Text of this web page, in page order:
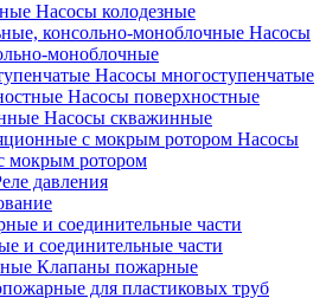
Насосы колодезные
Насосы
моноблочные
Насосы многоступенчатые
Насосы поверхностные
Насосы скважинные
Насосы
мокрым ротором
давления
и соединительные части
Клапаны пожарные